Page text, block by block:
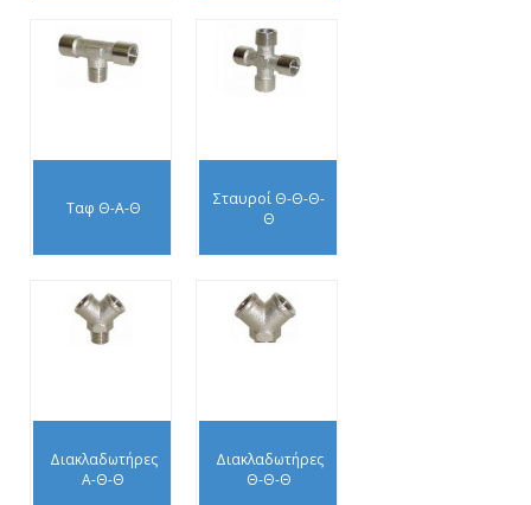
Ταφ Θ-Α-Θ
Σταυροί Θ-Θ-Θ-
Θ
Διακλαδωτήρες
Α-Θ-Θ
Διακλαδωτήρες
Θ-Θ-Θ